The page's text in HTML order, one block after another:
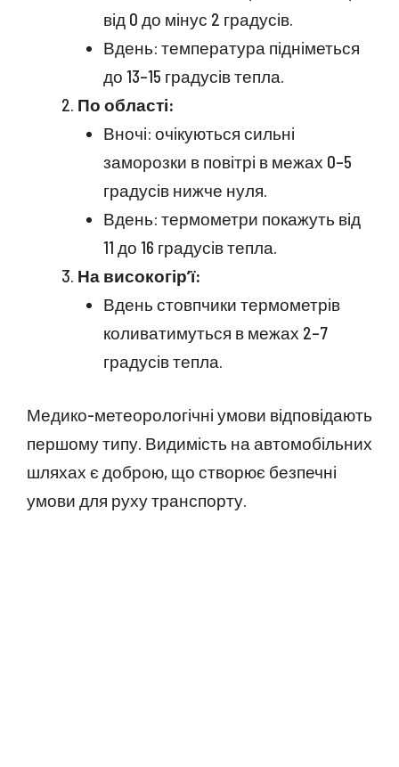
від 0 до мінус 2 градусів.
Вдень: температура підніметься
до 13–15 градусів тепла.
По області:
Вночі: очікуються сильні
заморозки в повітрі в межах 0–5
градусів нижче нуля.
Вдень: термометри покажуть від
11 до 16 градусів тепла.
На високогір’ї:
Вдень стовпчики термометрів
коливатимуться в межах 2–7
градусів тепла.
Медико-метеорологічні умови відповідають
першому типу. Видимість на автомобільних
шляхах є доброю, що створює безпечні
умови для руху транспорту.